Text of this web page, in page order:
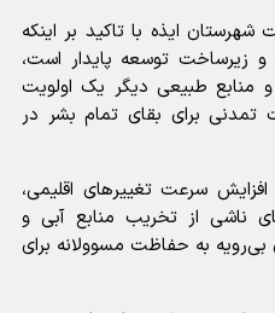
ایذه با تاکید بر اینکه
توسعه پایدار است،
طبیعی دیگر یک اولویت
برای بقای تمام بشر در
سرعت تغییرهای اقلیمی،
از تخریب منابع آبی و
بی‌رویه به حفاظت مسوولانه برای